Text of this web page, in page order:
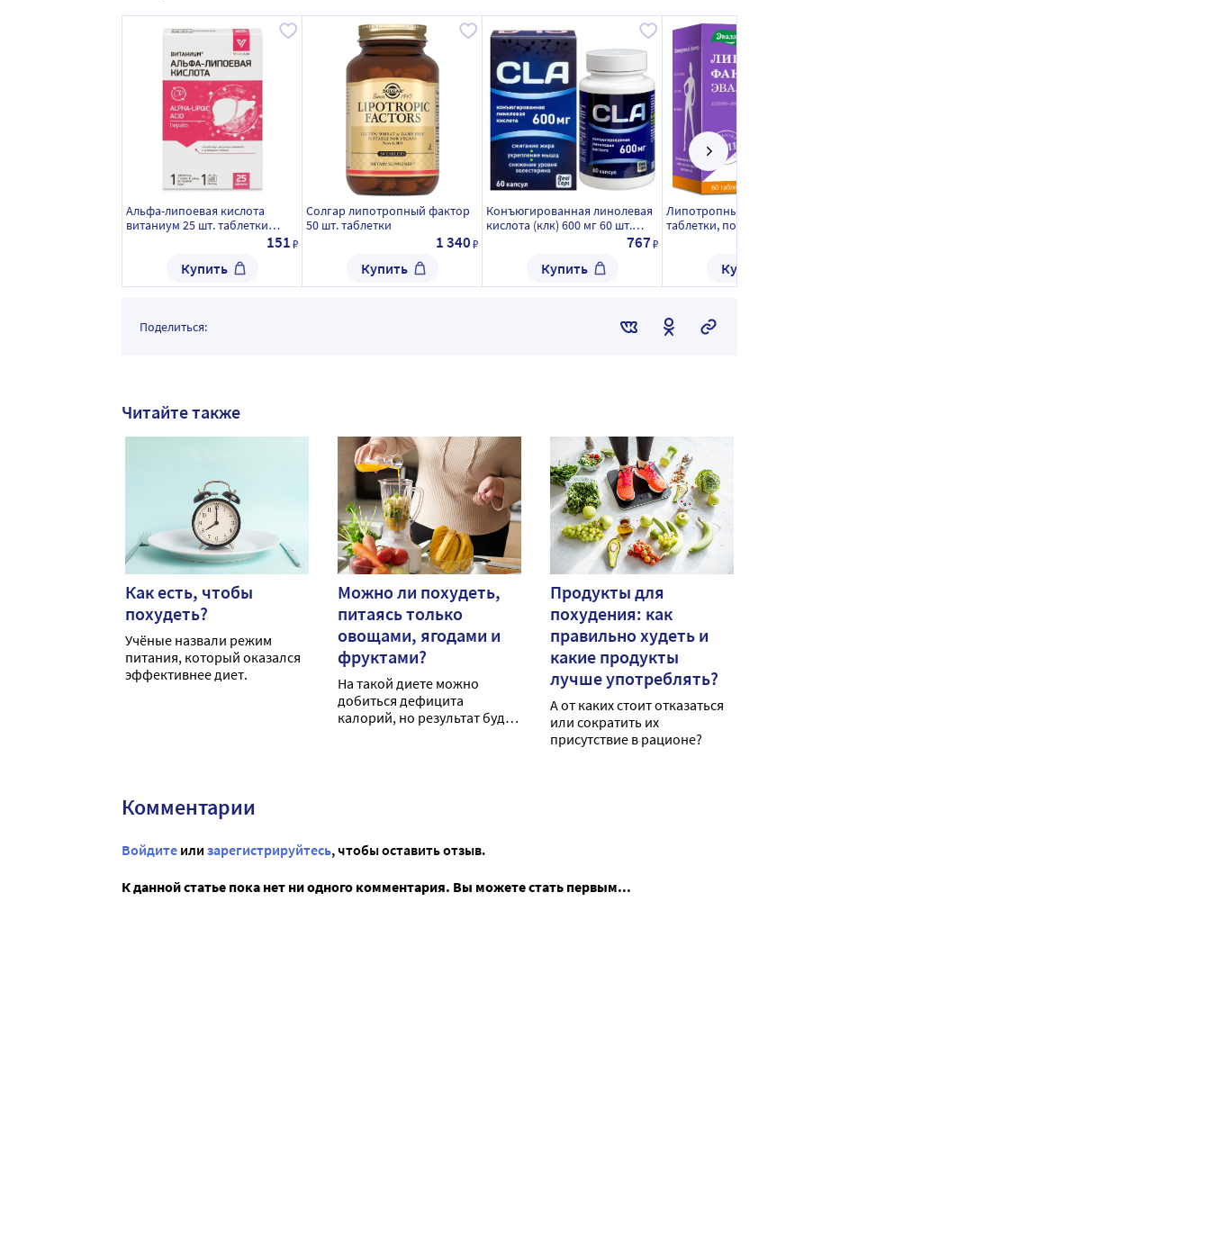
Альфа-липоевая кислота
витаниум 25 шт. таблетки
151₽
Купить
Солгар липотропный фактор
50 шт. таблетки
1 340₽
Купить
Конъюгированная линолевая
кислота (клк) 600 мг 60 шт.
767₽
Купить
Липотропный фактор 60 шт.
таблетки, покрытые
Купить
Поделиться:
Читайте также
Как есть, чтобы
похудеть?
Учёные назвали режим
питания, который оказался
эффективнее диет.
Можно ли похудеть,
питаясь только
овощами, ягодами и
фруктами?
На такой диете можно
добиться дефицита
калорий, но результат будет
Продукты для
похудения: как
правильно худеть и
какие продукты
лучше употреблять?
А от каких стоит отказаться
или сократить их
присутствие в рационе?
Комментарии
Войдите или зарегистрируйтесь, чтобы оставить отзыв.
К данной статье пока нет ни одного комментария. Вы можете стать первым...